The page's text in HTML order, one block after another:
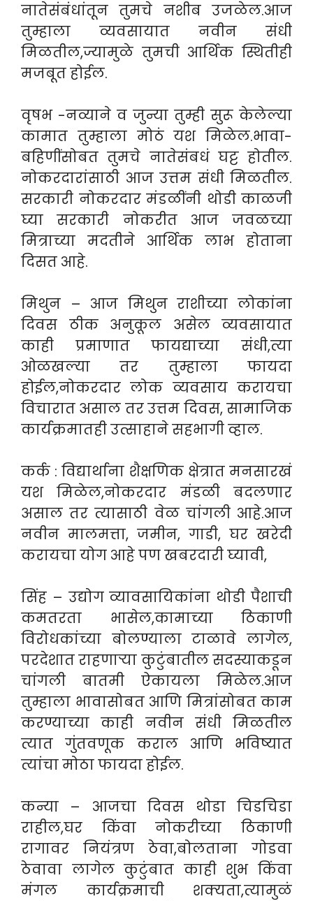
नातेसंबंधांतून तुमचे नशीब उजळेल.आज
तुम्हाला व्यवसायात नवीन संधी
मिळतील,ज्यामुळे तुमची आर्थिक स्थितीही
मजबूत होईल.
वृषभ -नव्याने व जुन्या तुम्ही सुरू केलेल्या
कामात तुम्हाला मोठं यश मिळेल.भावा-
बहिणींसोबत तुमचे नातेसंबधं घट्ट होतील.
नोकरदारांसाठी आज उत्तम संधी मिळतील.
सरकारी नोकरदार मंडळींनी थोडी काळजी
घ्या सरकारी नोकरीत आज जवळच्या
मित्राच्या मदतीने आर्थिक लाभ होताना
दिसत आहे.
मिथुन – आज मिथुन राशीच्या लोकांना
दिवस ठीक अनुकूल असेल व्यवसायात
काही प्रमाणात फायद्याच्या संधी,त्या
ओळखल्या तर तुम्हाला फायदा
होईल,नोकरदार लोक व्यवसाय करायचा
विचारात असाल तर उत्तम दिवस, सामाजिक
कार्यक्रमातही उत्साहाने सहभागी व्हाल.
कर्क : विद्यार्थाना शैक्षणिक क्षेत्रात मनसारखं
यश मिळेल,नोकरदार मंडळी बदलणार
असाल तर त्यासाठी वेळ चांगली आहे.आज
नवीन मालमत्ता, जमीन, गाडी, घर खरेदी
करायचा योग आहे पण खबरदारी घ्यावी,
सिंह – उद्योग व्यावसायिकांना थोडी पैशाची
कमतरता भासेल,कामाच्या ठिकाणी
विरोधकांच्या बोलण्याला टाळावे लागेल,
परदेशात राहणाऱ्या कुटुंबातील सदस्याकडून
चांगली बातमी ऐकायला मिळेल.आज
तुम्हाला भावासोबत आणि मित्रांसोबत काम
करण्याच्या काही नवीन संधी मिळतील
त्यात गुंतवणूक कराल आणि भविष्यात
त्यांचा मोठा फायदा होईल.
कन्या – आजचा दिवस थोडा चिडचिडा
राहील,घर किंवा नोकरीच्या ठिकाणी
रागावर नियंत्रण ठेवा,बोलताना गोडवा
ठेवावा लागेल कुटुंबात काही शुभ किंवा
मंगल कार्यक्रमाची शक्यता,त्यामुळं